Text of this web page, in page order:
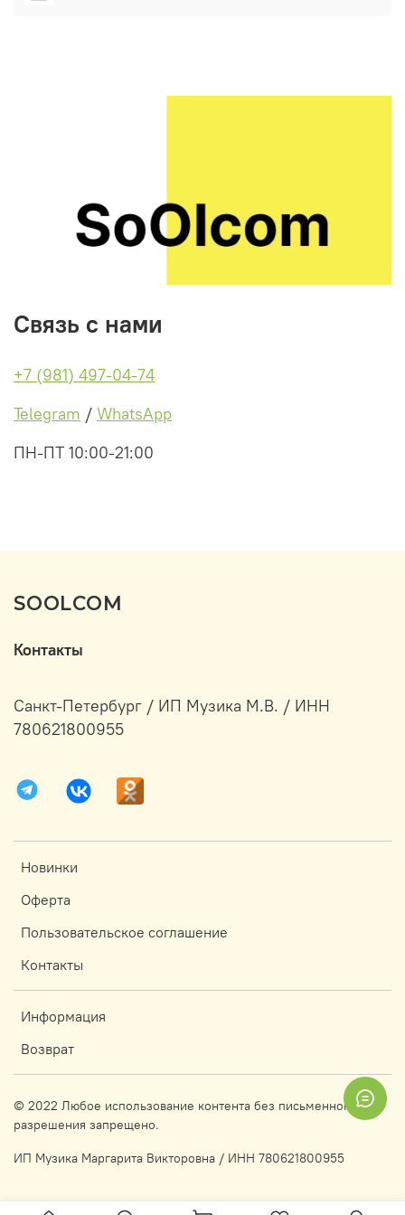
Связь с нами
+7 (981) 497-04-74
Telegram / WhatsApp
ПН-ПТ 10:00-21:00
SOOLCOM
Новинки
Оферта
Пользовательское соглашение
Контакты
Информация
Возврат
Контакты
Санкт-Петербург / ИП Музика М.В. / ИНН
780621800955
© 2022 Любое использование контента без письменного
разрешения запрещено.
ИП Музика Маргарита Викторовна / ИНН 780621800955